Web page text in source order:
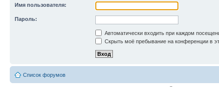
Имя пользователя:
Пароль:
Автоматически входить при каждом
Скрыть моё пребывание на конференции в
Список форумов